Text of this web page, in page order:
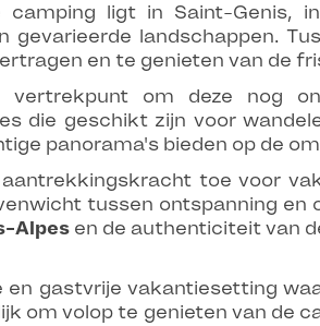
ligt in Saint-Genis,
gevarieerde landschappen.
en te genieten van de
om deze nog
die geschikt zijn voor
panorama's bieden op de
toe voor
tussen ontspanning
Alpes en de authenticiteit van
en gastvrije vakantiesetting
om volop te genieten van de